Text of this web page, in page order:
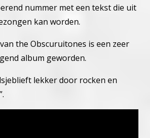
nummer met een tekst die uit
kan worden.
the Obscuruitones is een zeer
album geworden.
lekker door rocken en